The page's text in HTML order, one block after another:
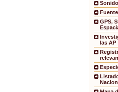
GPS,
las AP